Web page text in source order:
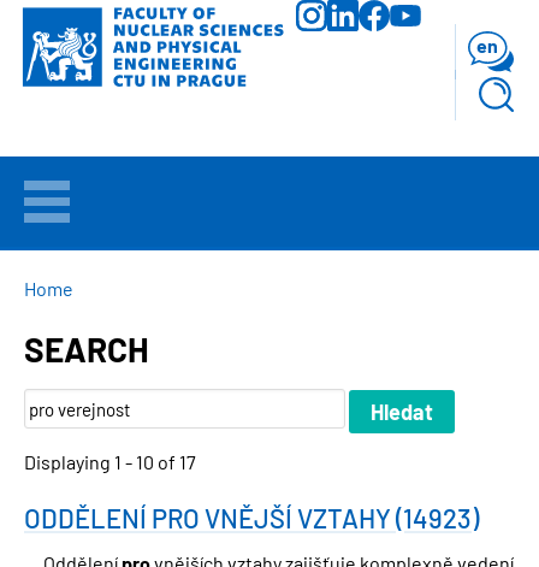
Skip
main
WELCOME
APPLICANTS
STUDY
RESEARCH
en
BREADCRUMB
Home
SEARCH
Displaying 1 - 10 of 17
ODDĚLENÍ PRO VNĚJŠÍ VZTAHY (14923)